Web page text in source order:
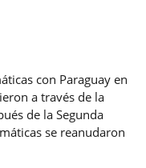
con Paraguay en
a través de la
de la Segunda
se reanudaron